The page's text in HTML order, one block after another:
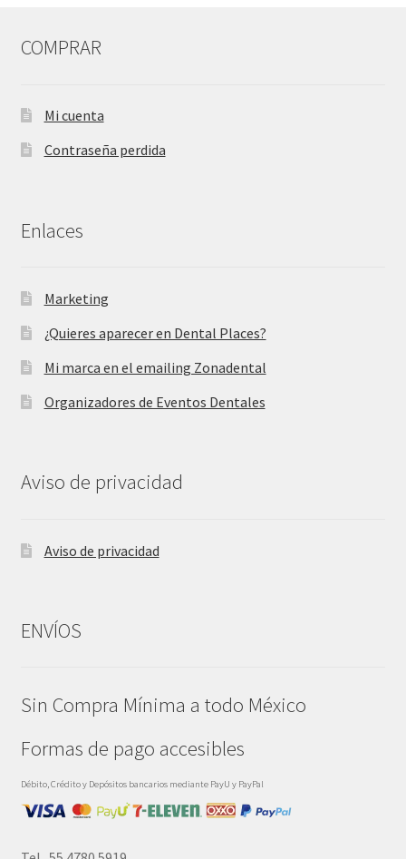
COMPRAR
Mi cuenta
Contraseña perdida
Enlaces
Marketing
¿Quieres aparecer en Dental Places?
Mi marca en el emailing Zonadental
Organizadores de Eventos Dentales
Aviso de privacidad
Aviso de privacidad
ENVÍOS
Sin Compra Mínima a todo México
Formas de pago accesibles
Débito, Crédito y Depósitos bancarios mediante PayU y PayPal